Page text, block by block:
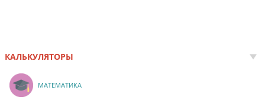
КАЛЬКУЛЯТОРЫ
МАТЕМАТИКА